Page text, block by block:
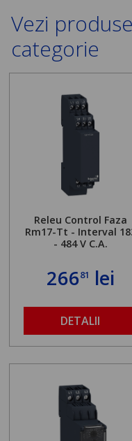
Vezi
categorie
Releu Control Faza
Rm17-Tt - Interval
- 484 V C.A.
26681 lei
DETALII